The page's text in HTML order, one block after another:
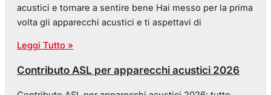
acustici e tornare a sentire bene Hai messo per la prima
volta gli apparecchi acustici e ti aspettavi di
Leggi Tutto »
Contributo ASL per apparecchi acustici 2026